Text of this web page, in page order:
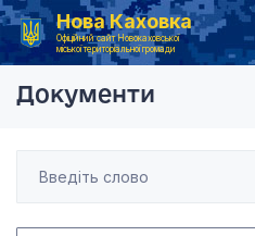
Нова Каховка
Офіційний сайт Новокаховської
міської територіальної громади
Головна Розпорядження
Документи